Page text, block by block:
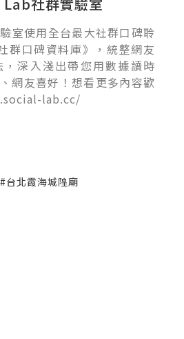
室使用全台最大社群口碑聆
群口碑資料庫》，統整網友
深入淺出帶您用數據讀時
網友喜好！想看更多內容歡
lab.cc/
#台北霞海城隍廟